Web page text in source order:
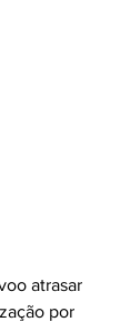
atrasar
por